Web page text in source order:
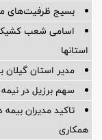
بسیج ظرفیت‌های
استانها
مدیر استان
سهم برزیل در
تاکید مدیران بیمه
همکاری